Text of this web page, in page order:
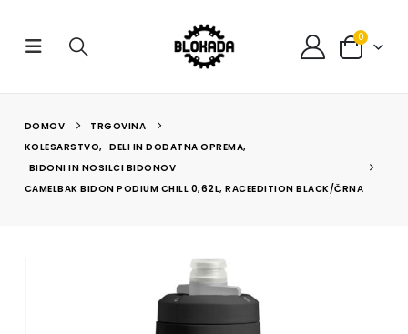
0
DOMOV
TRGOVINA
KOLESARSTVO, DELI IN DODATNA OPREMA,
BIDONI IN NOSILCI BIDONOV
CAMELBAK BIDON PODIUM CHILL 0,62L, RACEEDITION BLACK/ČRNA